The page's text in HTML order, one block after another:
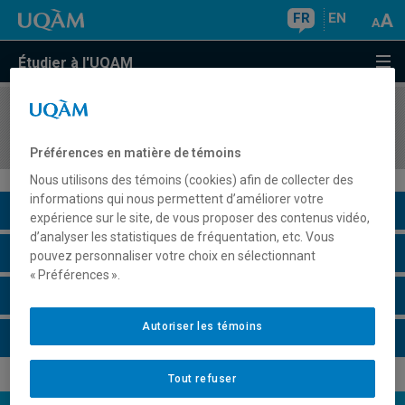
FR EN
Étudier à l'UQAM
COURS//
Description du cours
Horaire - Été 2026
Préférences en matière de témoins
Nous utilisons des témoins (cookies) afin de collecter des
informations qui nous permettent d’améliorer votre
expérience sur le site, de vous proposer des contenus vidéo,
d’analyser les statistiques de fréquentation, etc. Vous
pouvez personnaliser votre choix en sélectionnant
« Préférences ».
Tout refuser
Autoriser les témoins